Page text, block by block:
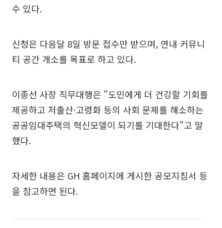
수 있다.
신청은 다음달 8일 방문 접수만 받으며, 연내 커뮤니
티 공간 개소를 목표로 하고 있다.
이종선 사장 직무대행은 "도민에게 더 건강할 기회를
제공하고 저출산·고령화 등의 사회 문제를 해소하는
공공임대주택의 혁신모델이 되기를 기대한다"고 말
했다.
자세한 내용은 GH 홈페이지에 게시한 공모지침서 등
을 참고하면 된다.